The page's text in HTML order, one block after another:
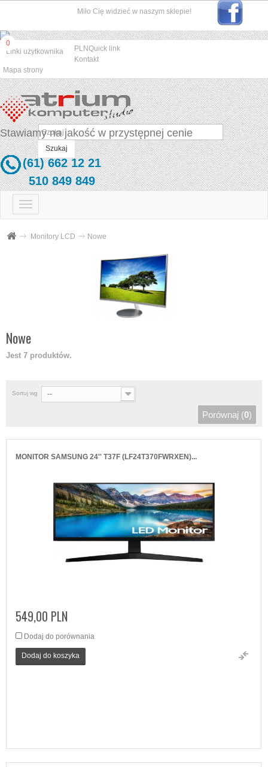
Miło Cię widzieć w naszym sklepie!
Linki użytkownika PLN
Szukaj
Quick link
Kontakt
Mapa strony
0
Stawiamy na jakość w przystępnej cenie
(61) 662 12 21
510 849 849
Przełącz
nawigacji
Monitory LCD Nowe
Nowe
Jest 7 produktów.
Sortuj wg --
Porównaj (0)
MONITOR SAMSUNG 24'' T37F (LF24T370FWRXEN)...
549,00 PLN
Dodaj do porównania
Dodaj do koszyka